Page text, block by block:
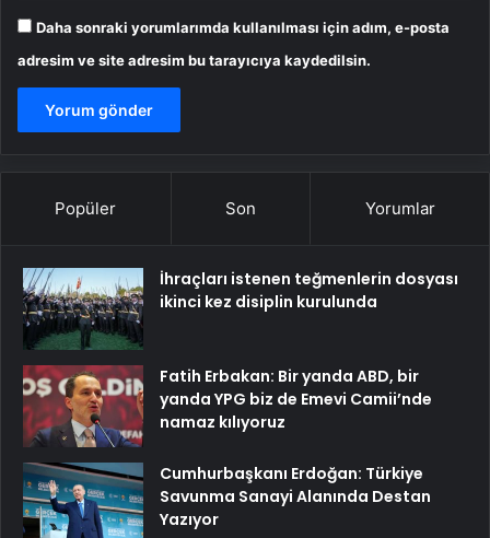
Daha sonraki yorumlarımda kullanılması için adım, e-posta
adresim ve site adresim bu tarayıcıya kaydedilsin.
Popüler Son Yorumlar
İhraçları istenen teğmenlerin dosyası
ikinci kez disiplin kurulunda
Fatih Erbakan: Bir yanda ABD, bir
yanda YPG biz de Emevi Camii’nde
namaz kılıyoruz
Cumhurbaşkanı Erdoğan: Türkiye
Savunma Sanayi Alanında Destan
Yazıyor